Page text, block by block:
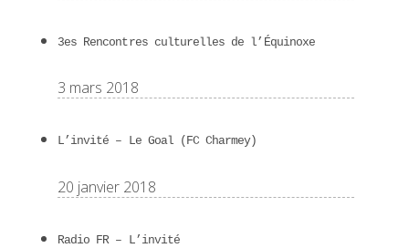
3es Rencontres culturelles de l’Équinoxe
3 mars 2018
L’invité – Le Goal (FC Charmey)
20 janvier 2018
Radio FR – L’invité